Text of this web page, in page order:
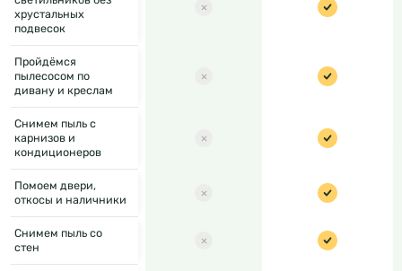
хрустальных
подвесок
Пройдёмся
пылесосом по
дивану и креслам
Снимем пыль с
карнизов и
кондиционеров
Помоем двери,
откосы и наличники
Снимем пыль со
стен